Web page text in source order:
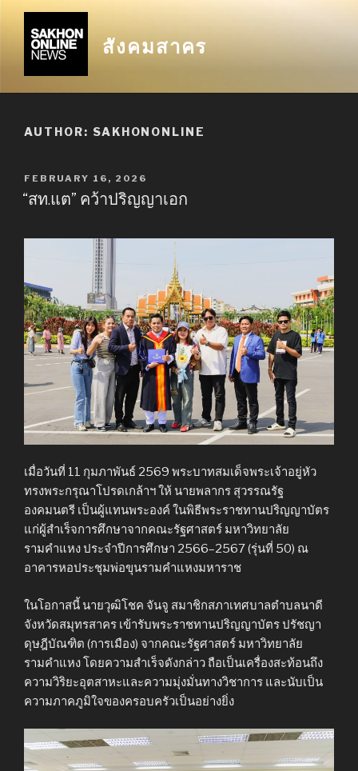
content
สังคมสาคร
AUTHOR: SAKHONONLINE
POSTED
ON
FEBRUARY 16, 2026
“สท.แต” คว้าปริญญาเอก
เมื่อวันที่ 11 กุมภาพันธ์ 2569 พระบาทสมเด็จพระเจ้าอยู่หัว
ทรงพระกรุณาโปรดเกล้าฯ ให้ นายพลากร สุวรรณรัฐ
องคมนตรี เป็นผู้แทนพระองค์ ในพิธีพระราชทานปริญญาบัตร
แก่ผู้สำเร็จการศึกษาจากคณะรัฐศาสตร์ มหาวิทยาลัย
รามคำแหง ประจำปีการศึกษา 2566–2567 (รุ่นที่ 50) ณ
อาคารหอประชุมพ่อขุนรามคำแหงมหาราช
ในโอกาสนี้ นายวุฒิโชค จันจู สมาชิกสภาเทศบาลตำบลนาดี
จังหวัดสมุทรสาคร เข้ารับพระราชทานปริญญาบัตร ปรัชญา
ดุษฎีบัณฑิต (การเมือง) จากคณะรัฐศาสตร์ มหาวิทยาลัย
รามคำแหง โดยความสำเร็จดังกล่าว ถือเป็นเครื่องสะท้อนถึง
ความวิริยะอุตสาหะและความมุ่งมั่นทางวิชาการ และนับเป็น
ความภาคภูมิใจของครอบครัวเป็นอย่างยิ่ง